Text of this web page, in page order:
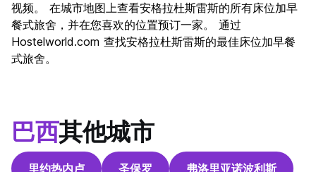
视频。 在城市地图上查看安格拉杜斯雷斯的所有床位加早
餐式旅舍，并在您喜欢的位置预订一家。 通过
Hostelworld.com 查找安格拉杜斯雷斯的最佳床位加早餐
式旅舍。
巴西其他城市
里约热内卢 圣保罗 弗洛里亚诺波利斯